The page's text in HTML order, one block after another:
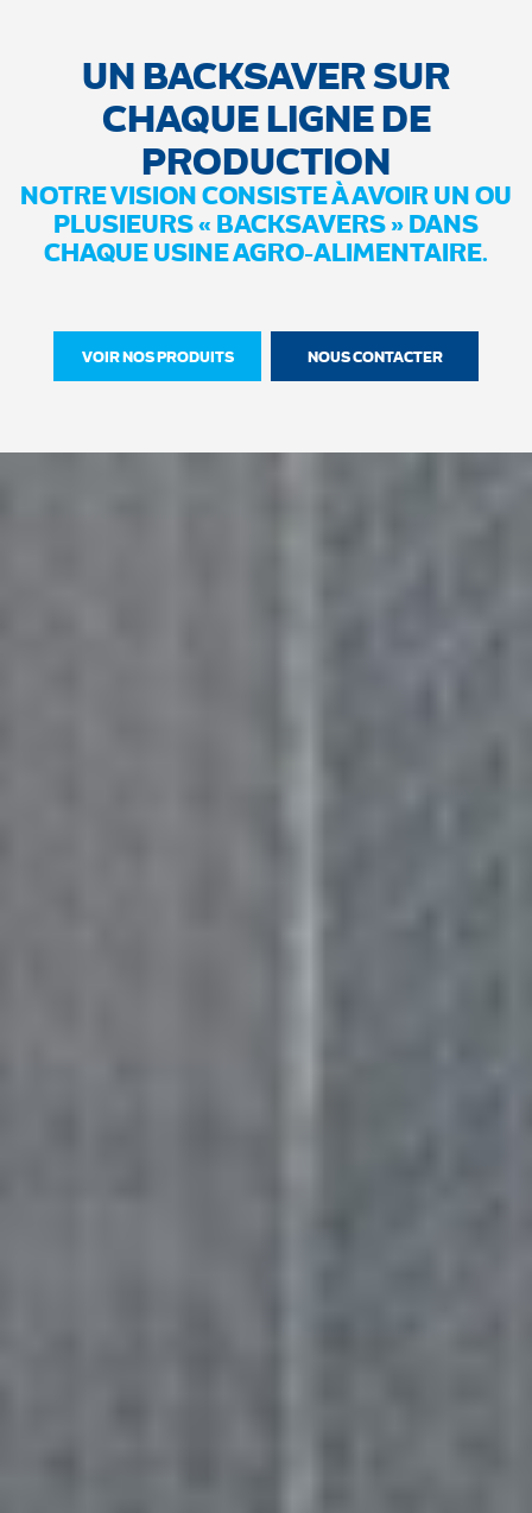
UN BACKSAVER SUR
CHAQUE LIGNE DE
PRODUCTION
NOTRE VISION CONSISTE À AVOIR UN OU
PLUSIEURS « BACKSAVERS » DANS
CHAQUE USINE AGRO-ALIMENTAIRE.
VOIR NOS PRODUITS NOUS CONTACTER